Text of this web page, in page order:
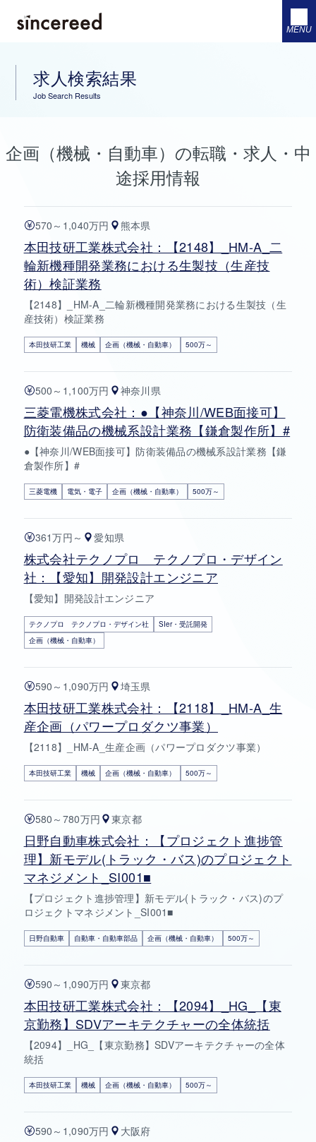
MENU
求人検索結果
Job Search Results
企画（機械・自動車）の転職・求人・中
途採用情報
570～1,040万円 熊本県
本田技研工業株式会社：【2148】_HM-A_二
輪新機種開発業務における生製技（生産技
術）検証業務
【2148】_HM-A_二輪新機種開発業務における生製技（生
産技術）検証業務
本田技研工業 機械 企画（機械・自動車） 500万～
500～1,100万円 神奈川県
三菱電機株式会社：●【神奈川/WEB面接可】
防衛装備品の機械系設計業務【鎌倉製作所】#
●【神奈川/WEB面接可】防衛装備品の機械系設計業務【鎌
倉製作所】#
三菱電機 電気・電子 企画（機械・自動車） 500万～
361万円～ 愛知県
株式会社テクノプロ テクノプロ・デザイン
社：【愛知】開発設計エンジニア
【愛知】開発設計エンジニア
テクノプロ テクノプロ・デザイン社
SIer・受託開発
企画（機械・自動車）
590～1,090万円 埼玉県
本田技研工業株式会社：【2118】_HM-A_生
産企画（パワープロダクツ事業）
【2118】_HM-A_生産企画（パワープロダクツ事業）
本田技研工業 機械 企画（機械・自動車） 500万～
580～780万円 東京都
日野自動車株式会社：【プロジェクト進捗管
理】新モデル(トラック・バス)のプロジェクト
マネジメント_SI001■
【プロジェクト進捗管理】新モデル(トラック・バス)のプ
ロジェクトマネジメント_SI001■
日野自動車 自動車・自動車部品 企画（機械・自動車） 500万～
590～1,090万円 東京都
本田技研工業株式会社：【2094】_HG_【東
京勤務】SDVアーキテクチャーの全体統括
【2094】_HG_【東京勤務】SDVアーキテクチャーの全体
統括
本田技研工業 機械 企画（機械・自動車） 500万～
590～1,090万円 大阪府